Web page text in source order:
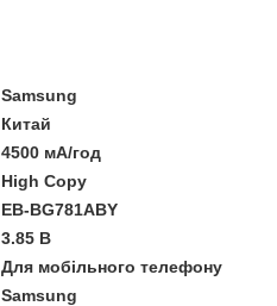
Samsung
Китай
4500 мА/год
High Copy
EB-BG781ABY
3.85 В
Для мобільного телефону
Samsung